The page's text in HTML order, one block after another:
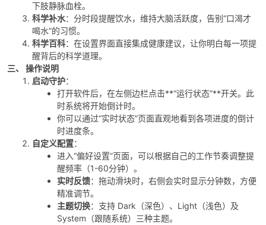
下肢静脉血栓。
科学补水：分时段提醒饮水，维持大脑活跃度，告别“口渴才
喝水”的习惯。
科学百科：在设置界面直接集成健康建议，让你明白每一项提
醒背后的科学道理。
三、 操作说明
启动守护：
打开软件后，在左侧边栏点击**“运行状态”**开关。此
时系统将开始倒计时。
你可以通过“实时状态”页面直观地看到各项进度的倒计
时进度条。
自定义配置：
进入“偏好设置”页面，可以根据自己的工作节奏调整提
醒频率（1-60分钟）。
实时反馈：拖动滑块时，右侧会实时显示分钟数，方便
精准调节。
主题切换：支持 Dark（深色）、Light（浅色）及
System（跟随系统）三种主题。